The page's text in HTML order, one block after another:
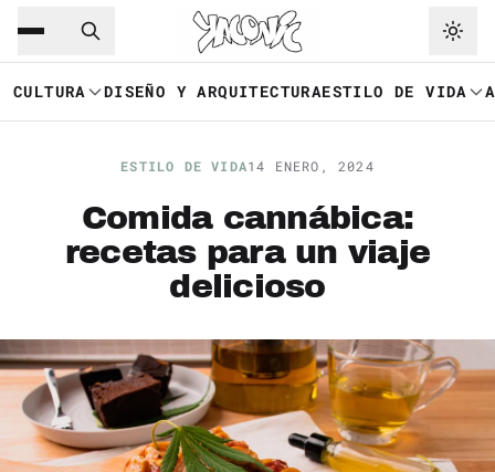
Saltar al contenido principal
CULTURA DISEÑO Y ARQUITECTURAESTILO DE VIDA
ESTILO DE VIDA14 ENERO, 2024
Comida cannábica:
recetas para un viaje
delicioso